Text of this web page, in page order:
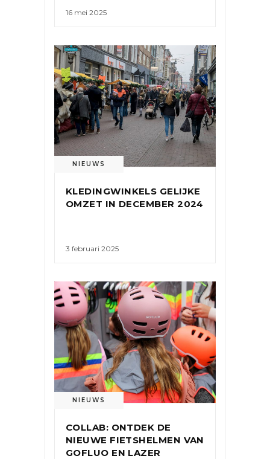
16 mei 2025
NIEUWS
KLEDINGWINKELS GELIJKE
OMZET IN DECEMBER 2024
3 februari 2025
NIEUWS
COLLAB: ONTDEK DE
NIEUWE FIETSHELMEN VAN
GOFLUO EN LAZER